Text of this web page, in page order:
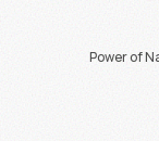
Power of